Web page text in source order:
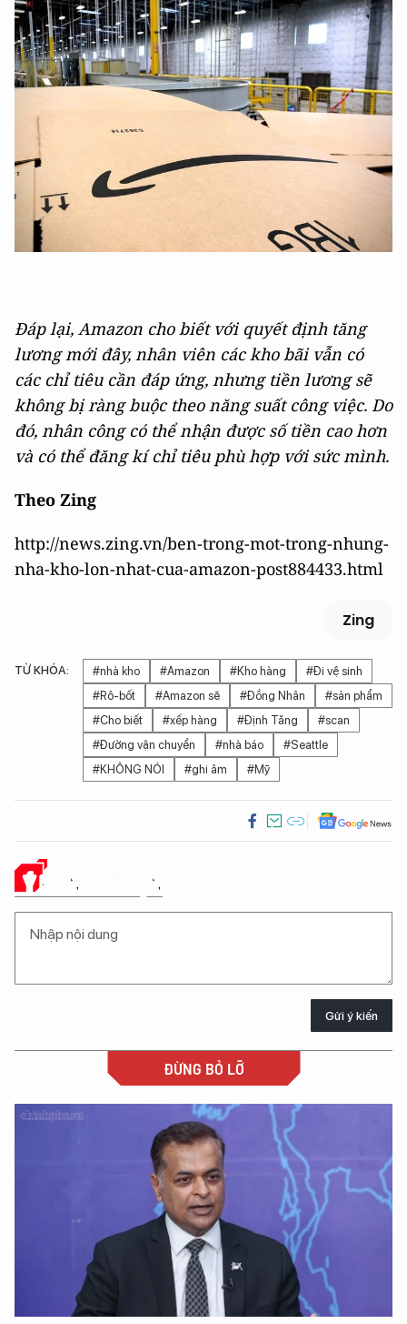
Đáp lại, Amazon cho biết với quyết định tăng
lương mới đây, nhân viên các kho bãi vẫn có
các chỉ tiêu cần đáp ứng, nhưng tiền lương sẽ
không bị ràng buộc theo năng suất công việc. Do
đó, nhân công có thể nhận được số tiền cao hơn
và có thể đăng kí chỉ tiêu phù hợp với sức mình.
Theo Zing
http://news.zing.vn/ben-trong-mot-trong-nhung-
nha-kho-lon-nhat-cua-amazon-post884433.html
Zing
TỪ KHÓA: #nhà kho #Amazon #Kho hàng
#Đi vệ sinh
#Rô-bốt
#Amazon sẽ #Đồng Nhân
#sản phẩm
#Cho biết
#xếp hàng #Định Tăng
#scan
#Đường vận chuyển
#nhà báo
#Seattle
#KHÔNG NÓI
#ghi âm #Mỹ
Ý KIẾN CỦA BẠN
Gửi ý kiến
ĐỪNG BỎ LỠ